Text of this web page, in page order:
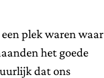
plek waren waar
het goede
dat ons